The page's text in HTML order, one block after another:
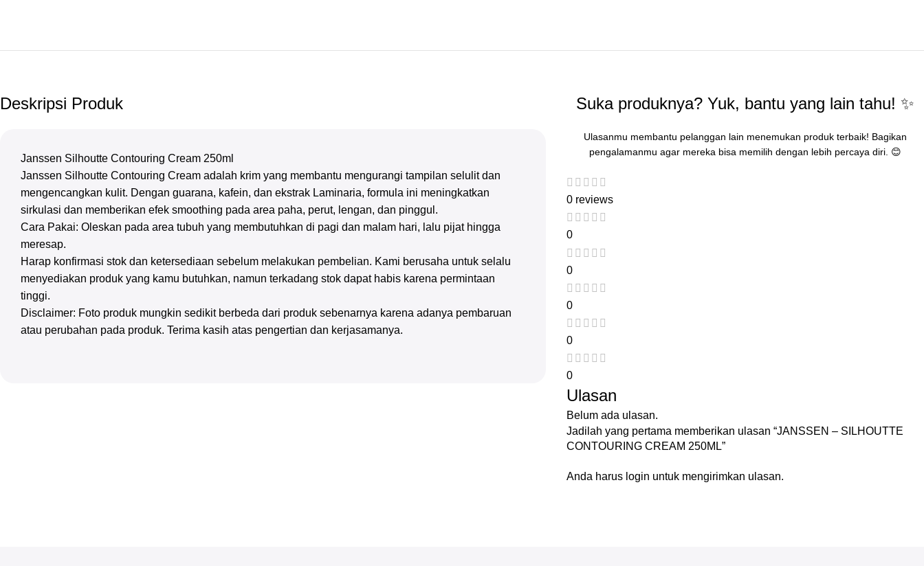
Deskripsi Produk
Janssen Silhoutte Contouring Cream 250ml
Janssen Silhoutte Contouring Cream adalah krim yang membantu mengurangi tampilan selulit dan
mengencangkan kulit. Dengan guarana, kafein, dan ekstrak Laminaria, formula ini meningkatkan
sirkulasi dan memberikan efek smoothing pada area paha, perut, lengan, dan pinggul.
Cara Pakai: Oleskan pada area tubuh yang membutuhkan di pagi dan malam hari, lalu pijat hingga
meresap.
Harap konfirmasi stok dan ketersediaan sebelum melakukan pembelian. Kami berusaha untuk selalu
menyediakan produk yang kamu butuhkan, namun terkadang stok dapat habis karena permintaan
tinggi.
Disclaimer: Foto produk mungkin sedikit berbeda dari produk sebenarnya karena adanya pembaruan
atau perubahan pada produk. Terima kasih atas pengertian dan kerjasamanya.
Suka produknya? Yuk, bantu yang lain tahu! ✨
Ulasanmu membantu pelanggan lain menemukan produk terbaik! Bagikan
pengalamanmu agar mereka bisa memilih dengan lebih percaya diri. 😊
0 reviews
0
0
0
0
0
Ulasan
Belum ada ulasan.
Jadilah yang pertama memberikan ulasan “JANSSEN – SILHOUTTE
CONTOURING CREAM 250ML”
Anda harus login untuk mengirimkan ulasan.